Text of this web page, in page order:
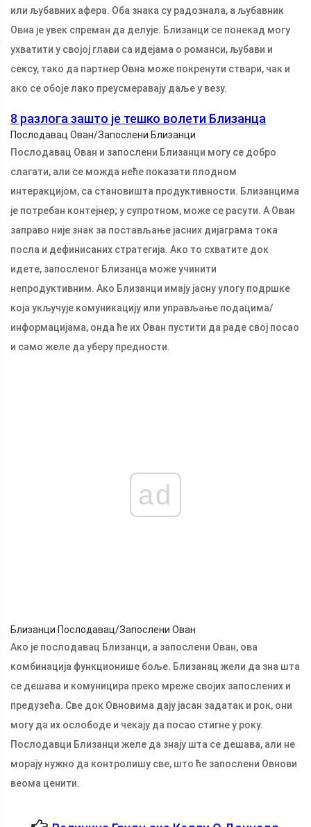
или љубавних афера. Оба знака су радознала, а љубавник
Овна је увек спреман да делује. Близанци се понекад могу
ухватити у својој глави са идејама о романси, љубави и
сексу, тако да партнер Овна може покренути ствари, чак и
ако се обоје лако преусмеравају даље у везу.
8 разлога зашто је тешко волети Близанца
Послодавац Ован/Запослени Близанци
Послодавац Ован и запослени Близанци могу се добро
слагати, али се можда неће показати плодном
интеракцијом, са становишта продуктивности. Близанцима
је потребан контејнер; у супротном, може се расути. А Ован
заправо није знак за постављање јасних дијаграма тока
посла и дефинисаних стратегија. Ако то схватите док
идете, запосленог Близанца може учинити
непродуктивним. Ако Близанци имају јасну улогу подршке
која укључује комуникацију или управљање подацима/
информацијама, онда ће их Ован пустити да раде свој посао
и само желе да уберу предности.
ad
Близанци Послодавац/Запослени Ован
Ако је послодавац Близанци, а запослени Ован, ова
комбинација функционише боље. Близанац жели да зна шта
се дешава и комуницира преко мреже својих запослених и
предузећа. Све док Овновима дају јасан задатак и рок, они
могу да их ослободе и чекају да посао стигне у року.
Послодавци Близанци желе да знају шта се дешава, али не
морају нужно да контролишу све, што ће запослени Овнови
веома ценити.